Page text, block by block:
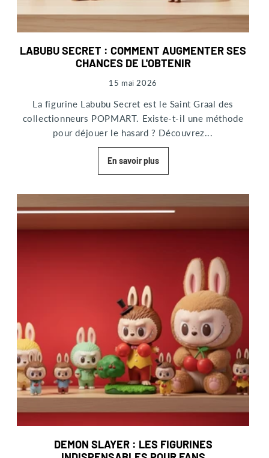
LABUBU SECRET : COMMENT AUGMENTER SES
CHANCES DE L'OBTENIR
15 mai 2026
La figurine Labubu Secret est le Saint Graal des
collectionneurs POPMART. Existe-t-il une méthode
pour déjouer le hasard ? Découvrez...
En savoir plus
DEMON SLAYER : LES FIGURINES